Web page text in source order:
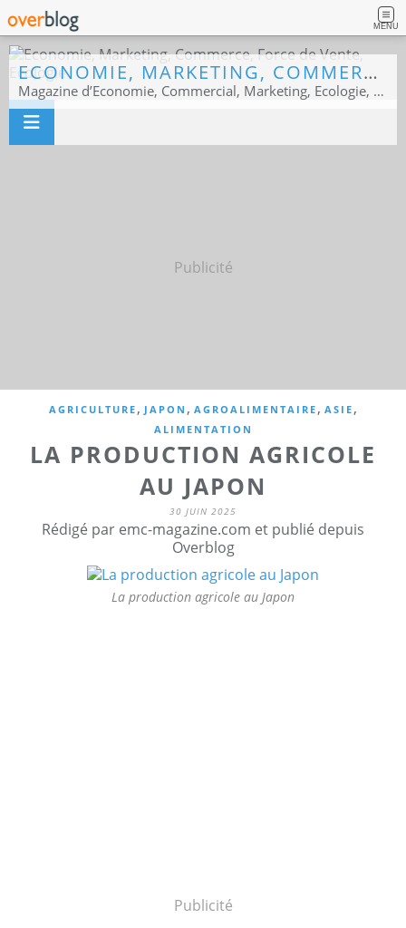
MENU
ECONOMIE, MARKETING, COMMERCE, FORCE DE VENTE, ECOLOGIE
Magazine d’Economie, Commercial, Marketing, Ecologie, Sport business
Publicité
AGRICULTURE , JAPON , AGROALIMENTAIRE , ASIE ,
ALIMENTATION
LA PRODUCTION AGRICOLE
AU JAPON
30 JUIN 2025
Rédigé par emc-magazine.com et publié depuis
Overblog
La production agricole au Japon
Publicité